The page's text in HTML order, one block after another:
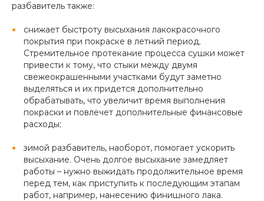
разбавитель также:
снижает быстроту высыхания лакокрасочного
покрытия при покраске в летний период.
Стремительное протекание процесса сушки может
привести к тому, что стыки между двумя
свежеокрашенными участками будут заметно
выделяться и их придется дополнительно
обрабатывать, что увеличит время выполнения
покраски и повлечет дополнительные финансовые
расходы;
зимой разбавитель, наоборот, помогает ускорить
высыхание. Очень долгое высыхание замедляет
работы – нужно выжидать продолжительное время
перед тем, как приступить к последующим этапам
работ, например, нанесению финишного лака.